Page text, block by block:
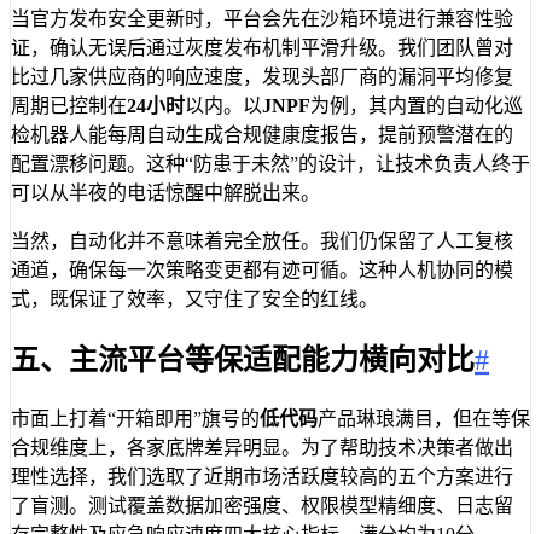
当官方发布安全更新时，平台会先在沙箱环境进行兼容性验
证，确认无误后通过灰度发布机制平滑升级。我们团队曾对
比过几家供应商的响应速度，发现头部厂商的漏洞平均修复
周期已控制在24小时以内。以JNPF为例，其内置的自动化巡
检机器人能每周自动生成合规健康度报告，提前预警潜在的
配置漂移问题。这种“防患于未然”的设计，让技术负责人终于
可以从半夜的电话惊醒中解脱出来。
当然，自动化并不意味着完全放任。我们仍保留了人工复核
通道，确保每一次策略变更都有迹可循。这种人机协同的模
式，既保证了效率，又守住了安全的红线。
五、主流平台等保适配能力横向对比#
市面上打着“开箱即用”旗号的低代码产品琳琅满目，但在等保
合规维度上，各家底牌差异明显。为了帮助技术决策者做出
理性选择，我们选取了近期市场活跃度较高的五个方案进行
了盲测。测试覆盖数据加密强度、权限模型精细度、日志留